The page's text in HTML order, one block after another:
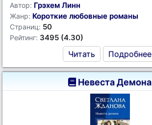
Автор: Грэхем Линн
Жанр: Короткие любовные романы
Страниц: 50
Рейтинг: 3495 (4.30)
Читать Подробнее
Невеста Демона